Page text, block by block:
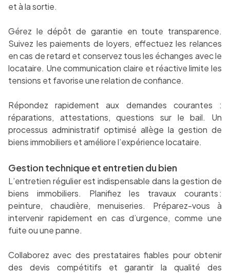
et à la sortie.
Gérez le dépôt de garantie en toute transparence.
Suivez les paiements de loyers, effectuez les relances
en cas de retard et conservez tous les échanges avec le
locataire. Une communication claire et réactive limite les
tensions et favorise une relation de confiance.
Répondez rapidement aux demandes courantes :
réparations, attestations, questions sur le bail. Un
processus administratif optimisé allège la gestion de
biens immobiliers et améliore l’expérience locataire.
Gestion technique et entretien du bien
L’entretien régulier est indispensable dans la gestion de
biens immobiliers. Planifiez les travaux courants :
peinture, chaudière, menuiseries. Préparez-vous à
intervenir rapidement en cas d’urgence, comme une
fuite ou une panne.
Collaborez avec des prestataires fiables pour obtenir
des devis compétitifs et garantir la qualité des